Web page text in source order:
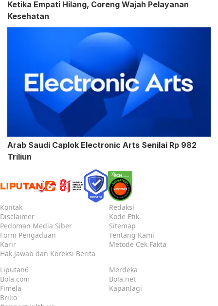
Ketika Empati Hilang, Coreng Wajah Pelayanan
Kesehatan
Arab Saudi Caplok Electronic Arts Senilai Rp 982
Triliun
Kontak
Redaksi
Disclaimer
Kode Etik
Pedoman Media Siber
Sitemap
Form Pengaduan
Tentang Kami
Karir
Metode Cek Fakta
Hak Jawab dan Koreksi Berita
Liputan6
Merdeka
Bola.com
Bola.net
Fimela
Kapanlagi
Brilio